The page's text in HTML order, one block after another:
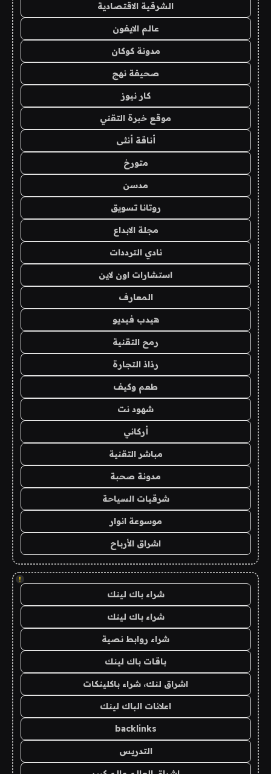
الشرقية الاقتصادية
عالم الايفون
مدونة كوكان
صحيفة نهج
كار نيوز
موقع خبرة التقني
أناقة أنثى
متورخ
مدسن
روتانا تسويق
مجلة الابداع
نادي الترددات
استشارات اون لاين
المعارف
هيدب فيديو
رمح التقنية
رذاذ التجارة
طعم وكيف
شهود نت
أركاني
مباشر التقنية
مدونة صحبة
شرقيات السياحة
موسوعة انوار
اشراق الأرباح
!
شراء باك لينك
شراء باك لينك
شراء روابط نصية
باقات باك لينك
اشراق لنك، شراء باكلينكات
اعلانات الباك لينك
backlinks
التدريس